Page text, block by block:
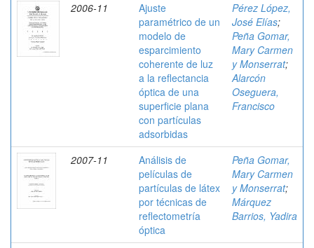
2006-11
Ajuste
paramétrico de un
modelo de
esparcimiento
coherente de luz
a la reflectancia
óptica de una
superficie plana
con partículas
adsorbidas
Pérez López,
José Elías;
Peña Gomar,
Mary Carmen
y Monserrat;
Alarcón
Oseguera,
Francisco
2007-11
Análisis de
películas de
partículas de látex
por técnicas de
reflectometría
óptica
Peña Gomar,
Mary Carmen
y Monserrat;
Márquez
Barrios, Yadira